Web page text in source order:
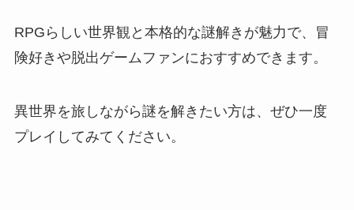
RPGらしい世界観と本格的な謎解きが魅力で、冒
険好きや脱出ゲームファンにおすすめできます。
異世界を旅しながら謎を解きたい方は、ぜひ一度
プレイしてみてください。